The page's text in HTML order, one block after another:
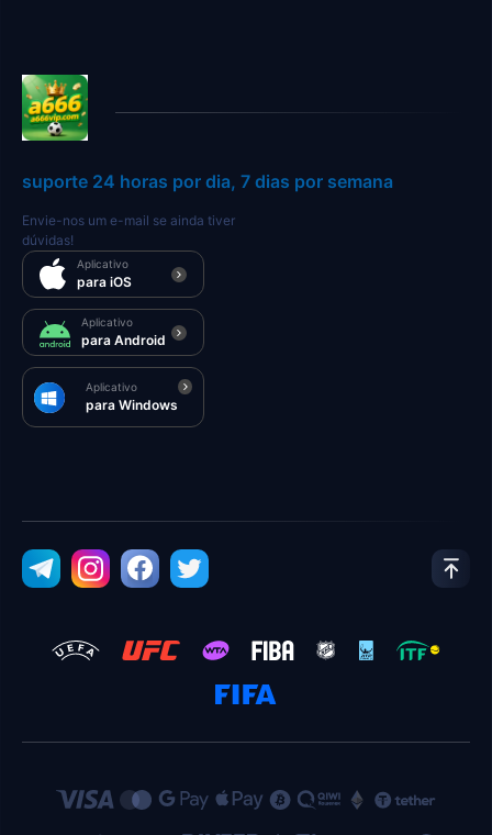
suporte 24 horas por dia, 7 dias por semana
Envie-nos um e-mail se ainda tiver
dúvidas!
Aplicativo
para iOS
Aplicativo
para Android
Aplicativo
para Windows